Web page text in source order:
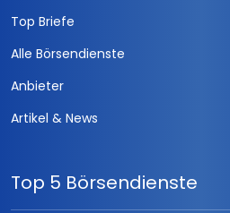
Top Briefe
Alle Börsendienste
Anbieter
Artikel & News
Top 5 Börsendienste